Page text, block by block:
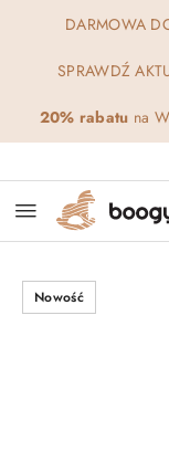
Przejdź do
Przejdź do
Przejdź do
Przejdź do
Przejdź do
Przejdź do
DARMOWA
SPRAWDŹ
20% rabatu na
Nowość